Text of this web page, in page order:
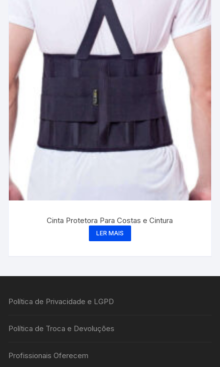
Cinta Protetora Para Costas e Cintura
LER MAIS
Política de Privacidade e LGPD
Política de Troca e Devoluções
Profissionais Oferecem